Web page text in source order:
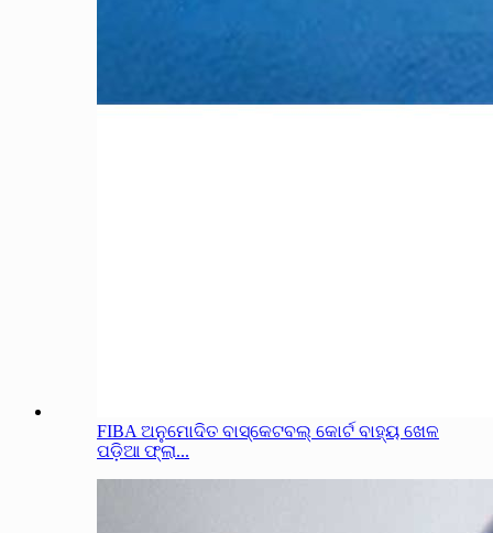
FIBA ଅନୁମୋଦିତ ବାସ୍କେଟବଲ୍ କୋର୍ଟ ବାହ୍ୟ ଖେଳ
ପଡ଼ିଆ ଫ୍ଲା...